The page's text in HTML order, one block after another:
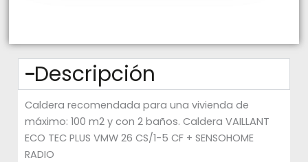
Descripción
Caldera recomendada para una vivienda de
máximo: 100 m2 y con 2 baños. Caldera VAILLANT
ECO TEC PLUS VMW 26 CS/1-5 CF + SENSOHOME
RADIO